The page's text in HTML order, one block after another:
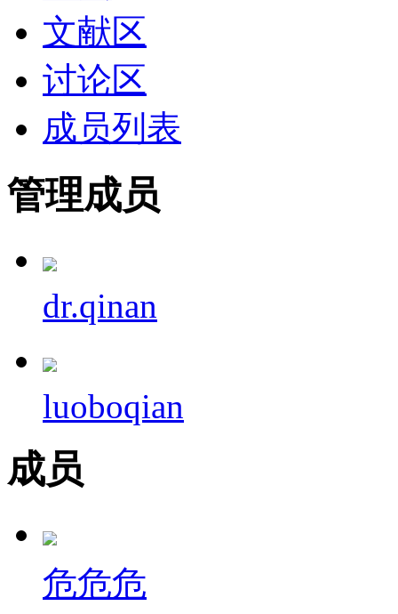
文献区
讨论区
成员列表
管理成员
dr.qinan
luoboqian
成员
危危危